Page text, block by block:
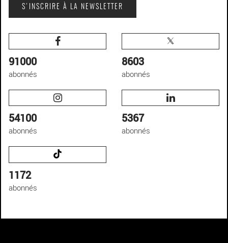
S'INSCRIRE À LA NEWSLETTER
91000
abonnés
8603
abonnés
54100
abonnés
5367
abonnés
1172
abonnés